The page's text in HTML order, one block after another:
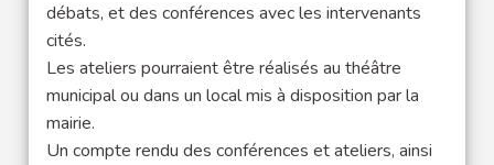
débats, et des conférences avec les intervenants
cités.
Les ateliers pourraient être réalisés au théâtre
municipal ou dans un local mis à disposition par la
mairie.
Un compte rendu des conférences et ateliers, ainsi